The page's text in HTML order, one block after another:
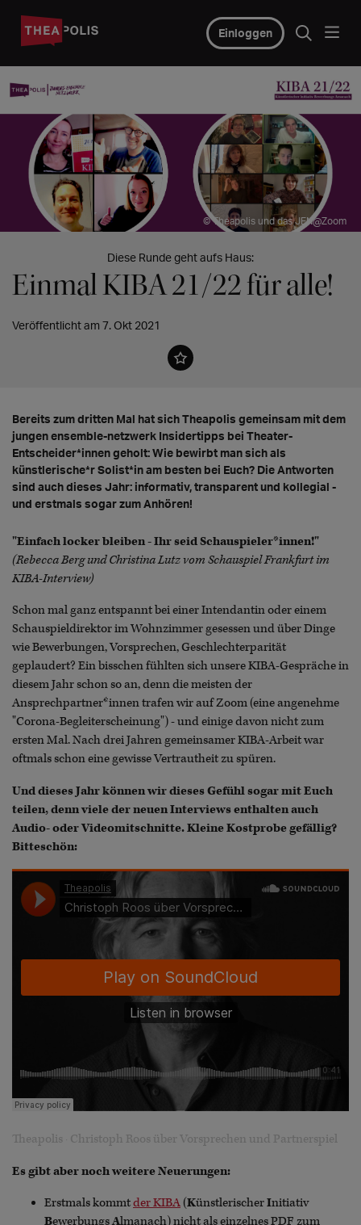
Einloggen
© Theapolis und das JEN@Zoom
Diese Runde geht aufs Haus:
Einmal KIBA 21/22 für alle!
Veröffentlicht am 7. Okt 2021
Bereits zum dritten Mal hat sich Theapolis gemeinsam mit dem
jungen ensemble-netzwerk Insidertipps bei Theater-
Entscheider*innen geholt: Wie bewirbt man sich als
künstlerische*r Solist*in am besten bei Euch? Die Antworten
sind auch dieses Jahr: informativ, transparent und kollegial -
und erstmals sogar zum Anhören!
"Einfach locker bleiben - Ihr seid Schauspieler*innen!"
(Rebecca Berg und Christina Lutz vom Schauspiel Frankfurt im
KIBA-Interview)
Schon mal ganz entspannt bei einer Intendantin oder einem
Schauspieldirektor im Wohnzimmer gesessen und über Dinge
wie Bewerbungen, Vorsprechen, Geschlechterparität
geplaudert? Ein bisschen fühlten sich unsere KIBA-Gespräche in
diesem Jahr schon so an, denn die meisten der
Ansprechpartner*innen trafen wir auf Zoom (eine angenehme
"Corona-Begleiterscheinung") - und einige davon nicht zum
ersten Mal. Nach drei Jahren gemeinsamer KIBA-Arbeit war
oftmals schon eine gewisse Vertrautheit zu spüren.
Und dieses Jahr können wir dieses Gefühl sogar mit Euch
teilen, denn viele der neuen Interviews enthalten auch
Audio- oder Videomitschnitte. Kleine Kostprobe gefällig?
Bitteschön:
Theapolis Christoph Roos über Vorsprechen und Partnerspiel
Es gibt aber noch weitere Neuerungen:
Erstmals kommtder KIBA(KünstlerischerInitiativ
BewerbungsAlmanach) nicht als einzelnes PDF zum